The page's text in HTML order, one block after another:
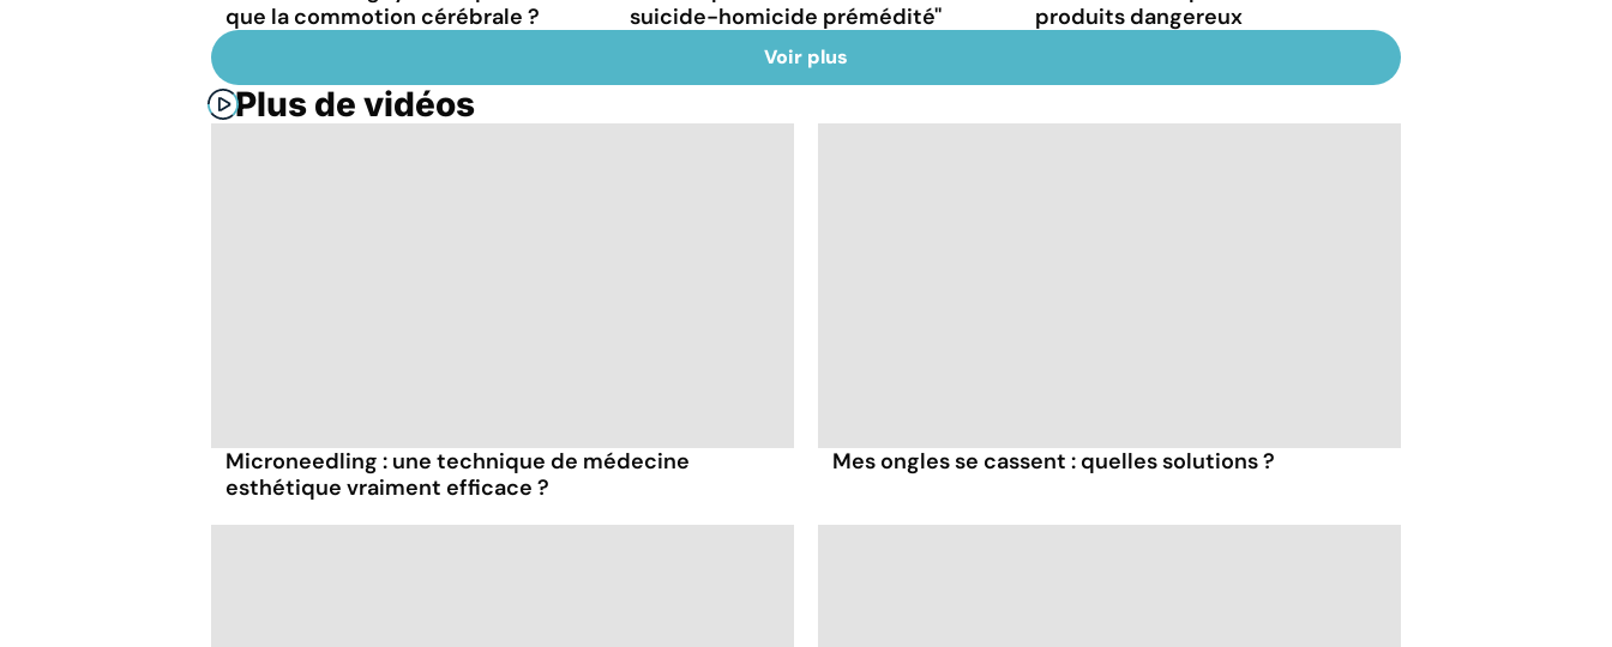
que la commotion cérébrale ?
suicide-homicide prémédité''
produits dangereux
Voir plus
Plus de vidéos
Microneedling : une technique de médecine
esthétique vraiment efficace ?
Mes ongles se cassent : quelles solutions ?